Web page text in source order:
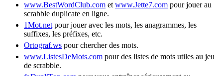
www.BestWordClub.com et www.Jette7.com pour jouer au
scrabble duplicate en ligne.
1Mot.net pour jouer avec les mots, les anagrammes, les
suffixes, les préfixes, etc.
Ortograf.ws pour chercher des mots.
www.ListesDeMots.com pour des listes de mots utiles au jeu
de scrabble.